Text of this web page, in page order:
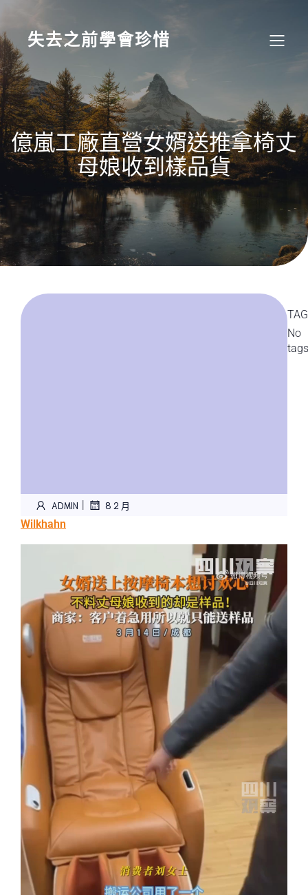
content
失去之前學會珍惜
億嵐工廠直營女婿送推拿椅丈
母娘收到樣品貨
ADMIN | 8 2 月
Wilkhahn
No
tags